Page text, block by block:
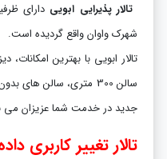
تالار پذیرایی ابویی دارای ظرفیت 700 نفر
شهرک واوان واقع گردیده است.
تالار ابویی با بهترین
سالن 300 متری، سالن
جدید در خدمت شما عزیزان می
تالار تغییر کاربری